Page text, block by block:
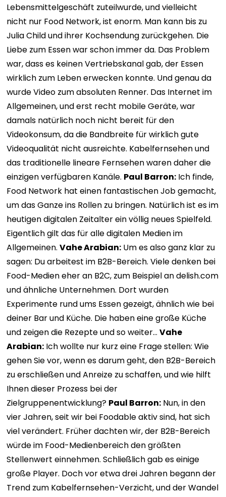
Lebensmittelgeschäft zuteilwurde, und vielleicht
nicht nur Food Network, ist enorm. Man kann bis zu
Julia Child und ihrer Kochsendung zurückgehen. Die
Liebe zum Essen war schon immer da. Das Problem
war, dass es keinen Vertriebskanal gab, der Essen
wirklich zum Leben erwecken konnte. Und genau da
wurde Video zum absoluten Renner. Das Internet im
Allgemeinen, und erst recht mobile Geräte, war
damals natürlich noch nicht bereit für den
Videokonsum, da die Bandbreite für wirklich gute
Videoqualität nicht ausreichte. Kabelfernsehen und
das traditionelle lineare Fernsehen waren daher die
einzigen verfügbaren Kanäle. Paul Barron: Ich finde,
Food Network hat einen fantastischen Job gemacht,
um das Ganze ins Rollen zu bringen. Natürlich ist es im
heutigen digitalen Zeitalter ein völlig neues Spielfeld.
Eigentlich gilt das für alle digitalen Medien im
Allgemeinen.Vahe Arabian: Um es also ganz klar zu
sagen: Du arbeitest im B2B-Bereich. Viele denken bei
Food-Medien eher an B2C, zum Beispiel an delish.com
und ähnliche Unternehmen. Dort wurden
Experimente rund ums Essen gezeigt, ähnlich wie bei
deiner Bar und Küche. Die haben eine große Küche
und zeigen die Rezepte und so weiter…Vahe
Arabian: Ich wollte nur kurz eine Frage stellen: Wie
gehen Sie vor, wenn es darum geht, den B2B-Bereich
zu erschließen und Anreize zu schaffen, und wie hilft
Ihnen dieser Prozess bei der
Zielgruppenentwicklung? Paul Barron: Nun, in den
vier Jahren, seit wir bei Foodable aktiv sind, hat sich
viel verändert. Früher dachten wir, der B2B-Bereich
würde im Food-Medienbereich den größten
Stellenwert einnehmen. Schließlich gab es einige
große Player. Doch vor etwa drei Jahren begann der
Trend zum Kabelfernsehen-Verzicht, und der Wandel